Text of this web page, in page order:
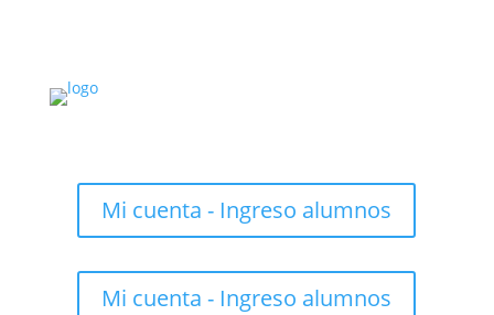
Mi cuenta - Ingreso alumnos
Mi cuenta - Ingreso alumnos